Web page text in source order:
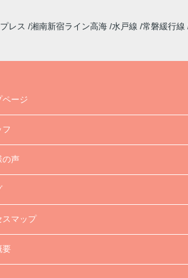
レス 湘南新宿ライン高海 水戸線 常磐緩行線
ページ
フ
の声
スマップ
要